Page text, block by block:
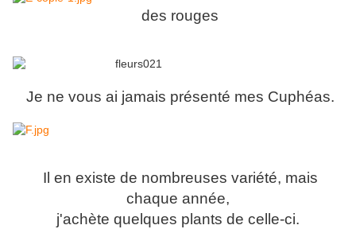
des rouges
Je ne vous ai jamais présenté mes Cuphéas.
Il en existe de nombreuses variété, mais
chaque année,
j'achète quelques plants de celle-ci.